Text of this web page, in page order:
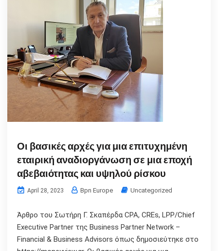
Οι βασικές αρχές για μια επιτυχημένη
εταιρική αναδιοργάνωση σε μια εποχή
αβεβαιότητας και υψηλού ρίσκου
April 28, 2023 Bpn Europe Uncategorized
Άρθρο του Σωτήρη Γ. Σκαπέρδα CPA, CREs, LPP/Chief
Executive Partner της Business Partner Network –
Financial & Business Advisors όπως δημοσιεύτηκε στο